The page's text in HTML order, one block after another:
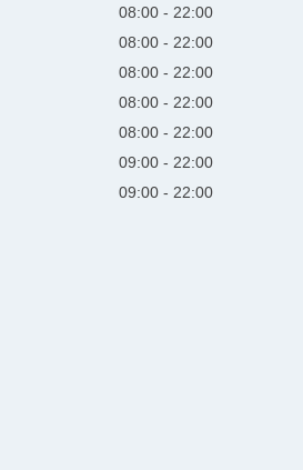
08:00
22:00
08:00
22:00
08:00
22:00
08:00
22:00
08:00
22:00
09:00
22:00
09:00 22:00